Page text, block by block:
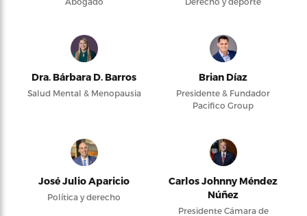
Dra. Bárbara D. Barros
Salud Mental & Menopausia
Brian Díaz
Presidente & Fundador
Pacifico Group
José Julio Aparicio
Política y derecho
Carlos Johnny Méndez
Núñez
Presidente Cámara de